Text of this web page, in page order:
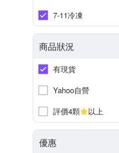
7-11冷凍
商品狀況
有現貨
Yahoo自營
評價4顆
以上
優惠